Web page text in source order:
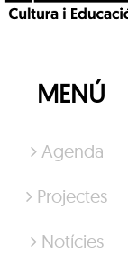
MENÚ
Agenda
Projectes
Notícies